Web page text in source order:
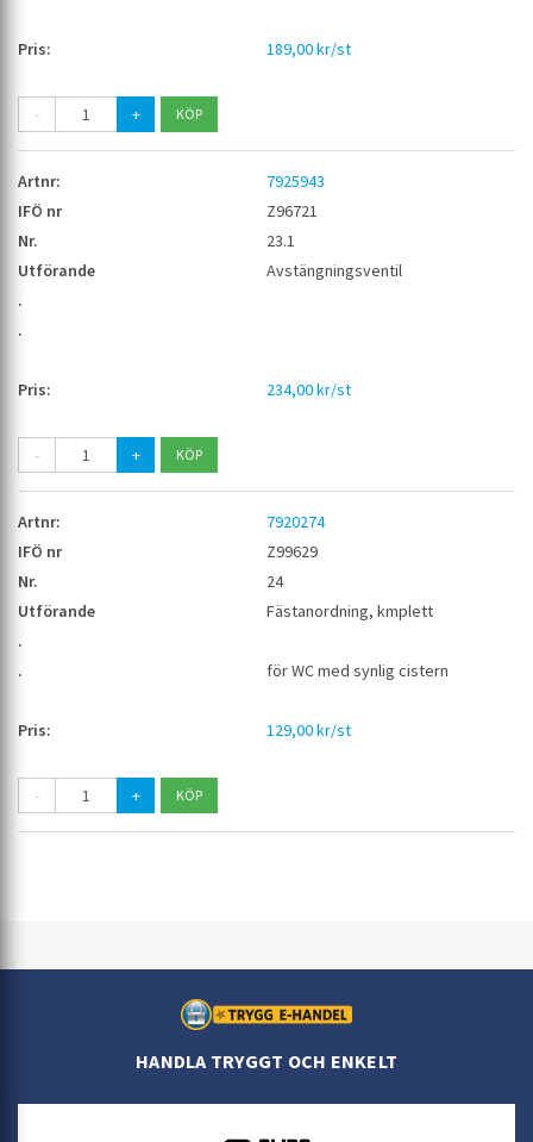
189,00 kr/st
- +
7925943
Z96721
23.1
Avstängningsventil
234,00 kr/st
- +
7920274
Z99629
24
Fästanordning, kmplett
för WC med synlig cistern
129,00 kr/st
- +
HANDLA TRYGGT OCH ENKELT